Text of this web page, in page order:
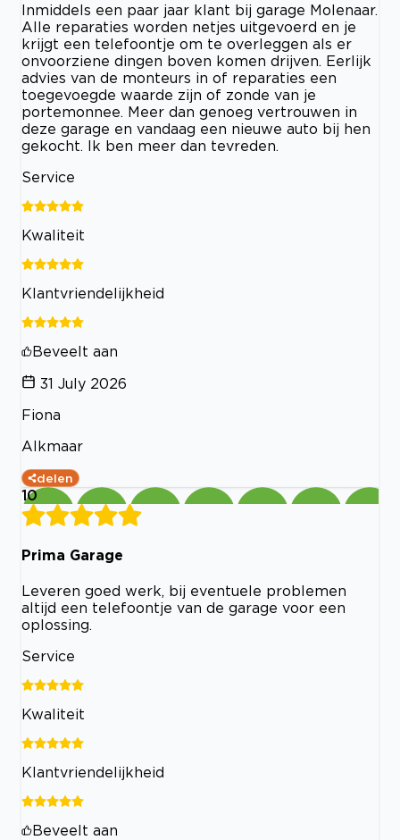
Inmiddels een paar jaar klant bij garage Molenaar.
Alle reparaties worden netjes uitgevoerd en je
krijgt een telefoontje om te overleggen als er
onvoorziene dingen boven komen drijven. Eerlijk
advies van de monteurs in of reparaties een
toegevoegde waarde zijn of zonde van je
portemonnee. Meer dan genoeg vertrouwen in
deze garage en vandaag een nieuwe auto bij hen
gekocht. Ik ben meer dan tevreden.
Service
Kwaliteit
Klantvriendelijkheid
Beveelt aan
31 July 2026
Fiona
Alkmaar
delen
10
Prima Garage
Leveren goed werk, bij eventuele problemen
altijd een telefoontje van de garage voor een
oplossing.
Service
Kwaliteit
Klantvriendelijkheid
Beveelt aan